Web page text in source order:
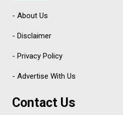
- About Us
- Disclaimer
- Privacy Policy
- Advertise With Us
Contact Us